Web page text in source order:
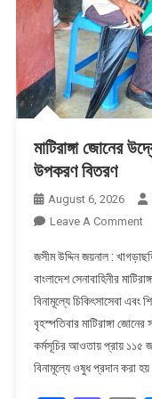
মাটিরাঙ্গা জোনের
উপকরণ বিতরণ
August 6, 2026
Leave A CommentOn
ও
জসীম উদ্দিন জয়নাল :
বাংলাদেশ সেনাবাহিনীর
বিনামূল্যে চিকিৎসাসেবা এবং
বৃহস্পতিবার মাটিরাঙ্গা
কর্মসূচির আওতায় প্রায় ১১৫
বিনামূল্যে ওষুধ প্রদান করা